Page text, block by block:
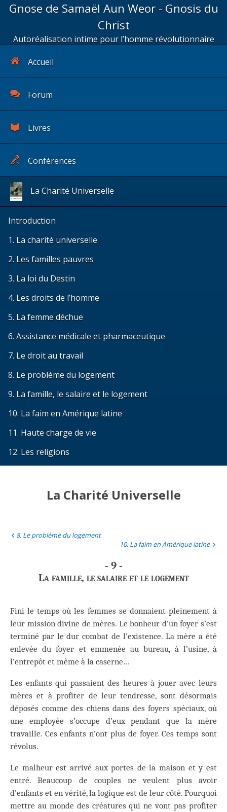
Gnose de Samaël Aun Weor - Gnosis du
Christ
Autoréalisation intime pour l’homme révolutionnaire
Accueil
Forum
Livres
Conférences
La Charité Universelle
Introduction
1. La charité universelle
2. Les familles pauvres
3. La loi du Destin
4. Les droits de l’homme
5. La femme déchue
6. Assistance médicale et pharmaceutique
7. Le droit au travail
8. Le problème du logement
9. La famille, le salaire et le logement
10. La faim en Amérique latine
11. Haute charge de vie
12. Les religions
La Charité Universelle
8. Le problème du logement
10. La faim en Amérique latine
- 9 -
La famille, le salaire et le logement
Fini le temps où les femmes se donnaient pleinement à
leur mission divine de mères. Le bonheur d’un foyer s’est
terminé par le dur combat de l’existence. La mère a été
enlevée du foyer et emmenée au bureau, à l’usine, à
l’entrepôt et même à la caserne…
Les enfants qui passaient des heures à jouer avec leurs
mères et à profiter de leur tendresse, sont désormais
déposés comme des chiens dans des foyers spéciaux, où
une employée s’occupe d’eux pendant que la mère
travaille. Ces enfants n’ont plus de foyer. Ces temps sont
révolus.
Le malheur est arrivé aux portes de la maison et y est
entré. Beaucoup de couples ne veulent plus avoir
d’enfants et en vérité, la logique est de leur côté. Pourquoi
mettre au monde des créatures qui ne vont pas profiter